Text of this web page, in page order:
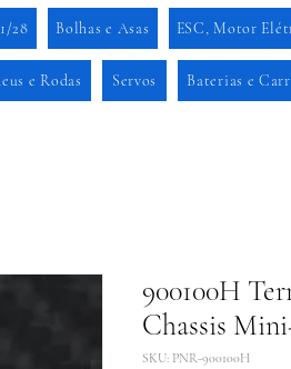
28 Bolhas e Asas ESC, Motor
e Rodas Servos Baterias e
900100H
Chassis
SKU: PNR-900100H